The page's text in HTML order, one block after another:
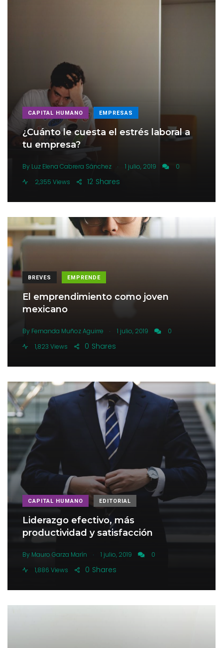
CAPITAL HUMANO EMPRESAS
¿Cuánto le cuesta el estrés laboral a
tu empresa?
By Luz Elena Cabrera Sánchez . 1 julio, 2019
0
2,355 Views
Shares
12
BREVES EMPRENDE
El emprendimiento como joven
mexicano
By Fernanda Muñoz Aguirre . 1 julio, 2019
0
1,823 Views
Shares
0
CAPITAL HUMANO EDITORIAL
Liderazgo efectivo, más
productividad y satisfacción
By Mauro Garza Marín . 1 julio, 2019
0
1,886 Views
Shares
0